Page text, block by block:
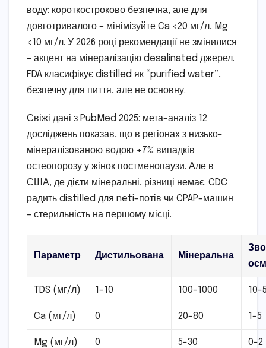
воду: короткостроково безпечна, але для
довготривалого – мінімізуйте Ca <20 мг/л, Mg
<10 мг/л. У 2026 році рекомендації не змінилися
– акцент на мінералізацію desalinated джерел.
FDA класифікує distilled як “purified water”,
безпечну для пиття, але не основну.
Свіжі дані з PubMed 2025: мета-аналіз 12
досліджень показав, що в регіонах з низько-
мінералізованою водою +7% випадків
остеопорозу у жінок постменопаузи. Але в
США, де дієти мінеральні, різниці немає. CDC
радить distilled для neti-потів чи CPAP-машин
– стерильність на першому місці.
Параметр Дистильована Мінеральна
TDS (мг/л) 1-10 100-1000 10-
Ca (мг/л) 0 20-80 1-5
Mg (мг/л) 0 5-30 0-2